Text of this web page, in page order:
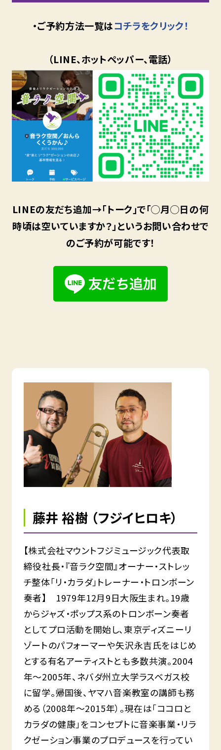
・ご予約方法一覧はコチラをクリック！
（LINE、ホットペッパー、電話）
LINEの友だち追加→「トーク」で「◯月◯日の何
時頃は空いていますか？」というお問い合わせで
のご予約が可能です！
藤井 裕樹 （フジイヒロキ）
【株式会社マウントフジミュージック代表取
締役社長・『音ラク空間』オーナー・ストレッ
チ整体「リ・カラダ」トレーナー・トロンボーン
奏者】 1979年12月9日大阪生まれ。19歳
からジャズ・ポップス系のトロンボーン奏者
としてプロ活動を開始し、東京ディズニーリ
ゾートのパフォーマーや矢沢永吉氏をはじめ
とする有名アーティストとも多数共演。2004
年〜2005年、ネバダ州立大学ラスベガス校
に留学。帰国後、ヤマハ音楽教室の講師も務
める（2008年〜2015年）。現在は「ココロと
カラダの健康」をコンセプトに音楽事業・リラ
クゼーション事業のプロデュースを行ってい